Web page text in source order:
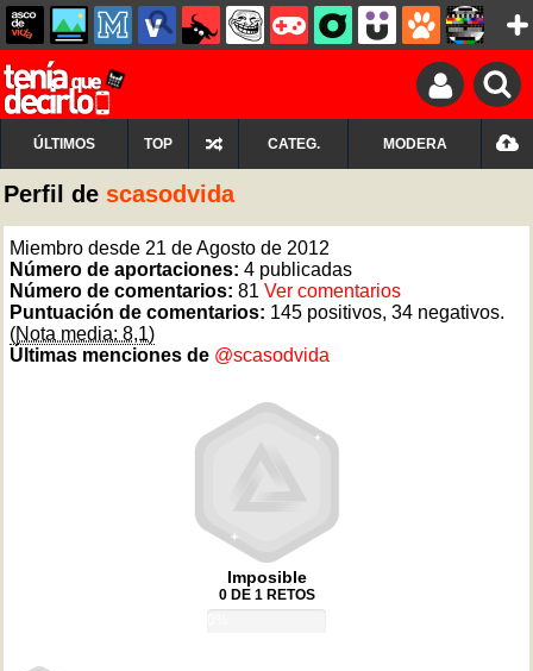
ÚLTIMOS TOP CATEG. MODERA
Perfil de scasodvida
Miembro desde 21 de Agosto de 2012
Número de aportaciones: 4 publicadas
Número de comentarios: 81 Ver comentarios
Puntuación de comentarios: 145 positivos, 34 negativos.
(Nota media: 8,1)
Últimas menciones de @scasodvida
Imposible
0 DE 1 RETOS